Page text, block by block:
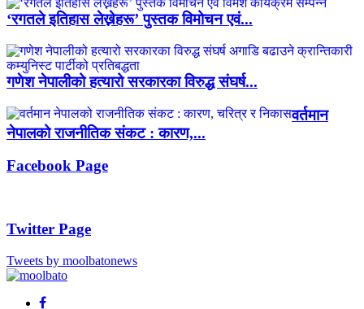
‘रगतले इतिहास लेख्नेहरू’ पुस्तक विमोचन एवं...
गणेश नेपालीको हत्यारो सरकारका विरुद्ध संघर्ष...
वर्तमान
नेपालको राजनीतिक संकट : कारण,...
Facebook Page
Twitter Page
Tweets by moolbatonews